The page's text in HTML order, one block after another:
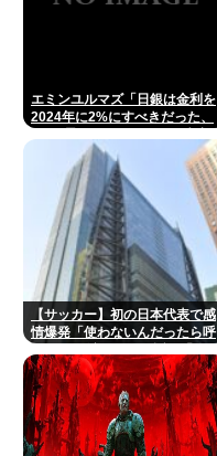
エミンユルマズ「日銀は金利を
2024年に2%にすべきだった、
性が低い利益が出せない企業、
潰れろ
【サッカー】初の日本代表で感
情爆発「使わないんだったら呼
何で選んだんだ？」ストライカ
ーの意地